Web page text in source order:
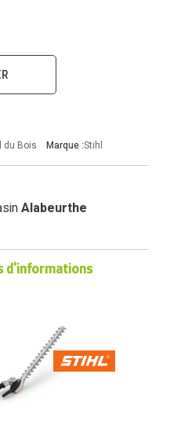
du Bois Marque :Stihl
Alabeurthe
d'informations